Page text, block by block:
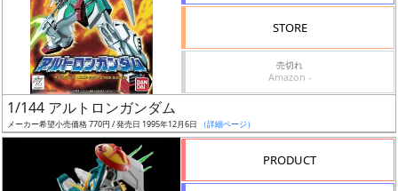
フ
リ
STORE
売切れ
Amazon -
1/144 アルトロンガンダム
メーカー希望小売価格 770円 / 発売日 1995年12月6日 （詳細ページ）
PRODUCT